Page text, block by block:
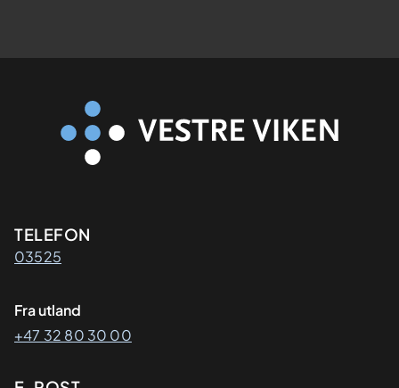
Kontaktinformasjon
TELEFON
03525
Fra utland
+47 32 80 30 00